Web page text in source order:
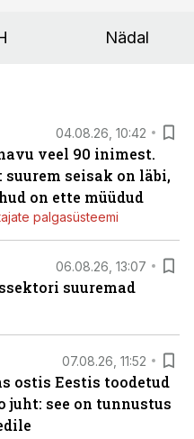
Nädal
04.08.26, 10:42
veel 90 inimest.
seisak on läbi,
on ette müüdud
palgasüsteemi
06.08.26, 13:07
suuremad
07.08.26, 11:52
ostis Eestis toodetud
see on tunnustus